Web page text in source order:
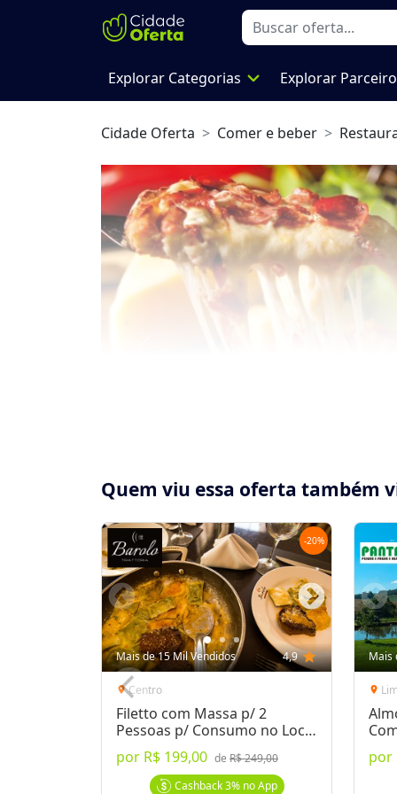
Explorar Categorias expand_more Explorar
Cidade Oferta Comer e beber
Compartilhe essa Oferta:
Receba as novidades do Cidade Oferta no seu
WhatsApp!
Destaques & Regras
4 meses para utilizar o voucher (até 18/06/
deliciosos sabores) na Pizza Movie (de
Quem viu essa oferta também
-20%
Mais de 15 Mil Vendidos 4,9 star
location_onCentro
Filetto com Massa p/ 2
Pessoas p/ Consumo no Local
ou Delivery
por R$ 199,00 de R$ 249,00
Cashback3%no App
Mais
location_on
por